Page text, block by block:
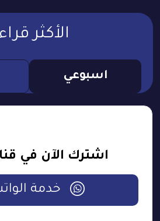
الأكثر
اسبوعي
اشترك الآن في
خدمة